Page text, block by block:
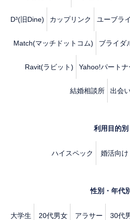
D³(旧Dine) カップリンク ユーブラ
Match(マッチドットコム) ブライダ
Ravit(ラビット) Yahoo!パートナ
結婚相談所 出会
利用目的別
ハイスペック 婚活向け
性別・年代別
大学生 20代男女 アラサー 30代